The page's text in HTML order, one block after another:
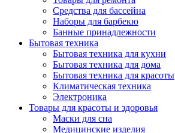
Средства для бассейна
Наборы для барбекю
Банные принадлежности
Бытовая техника
Бытовая техника для кухни
Бытовая техника для дома
Бытовая техника для красоты
Климатическая техника
Электроника
Товары для красоты и здоровья
Маски для сна
Медицинские изделия